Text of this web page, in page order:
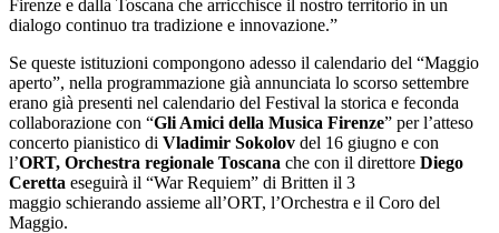
Firenze e dalla Toscana che arricchisce il nostro territorio in un
dialogo continuo tra tradizione e innovazione.”
Se queste istituzioni compongono adesso il calendario del “Maggio
aperto”, nella programmazione già annunciata lo scorso settembre
erano già presenti nel calendario del Festival la storica e feconda
collaborazione con “Gli Amici della Musica Firenze” per l’atteso
concerto pianistico di Vladimir Sokolov del 16 giugno e con
l’ORT, Orchestra regionale Toscana che con il direttore Diego
Ceretta eseguirà il “War Requiem” di Britten il 3
maggio schierando assieme all’ORT, l’Orchestra e il Coro del
Maggio.